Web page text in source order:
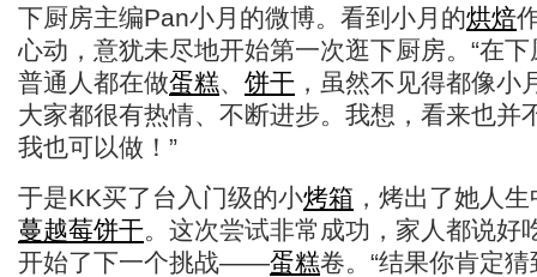
下厨房主编Pan小月的微博。看到小月的烘焙
心动，意犹未尽地开始第一次逛下厨房。“在
普通人都在做蛋糕、 饼干 ，虽然不见得都像小
大家都很有热情、不断进步。我想，看来也并
我也可以做！”
于是KK买了台入门级的小烤箱 ，烤出了她人
蔓越莓饼干。这次尝试非常成功，家人都说好
开始了下一个挑战——蛋糕卷。“结果你肯定